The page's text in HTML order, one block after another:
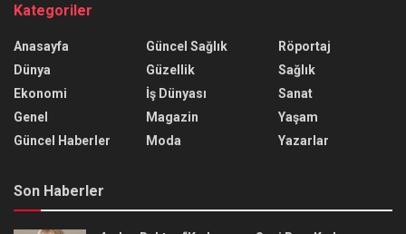
Kategoriler
Anasayfa
Dünya
Ekonomi
Genel
Güncel Haberler
Güncel Sağlık
Güzellik
İş Dünyası
Magazin
Moda
Röportaj
Sağlık
Sanat
Yaşam
Yazarlar
Son Haberler